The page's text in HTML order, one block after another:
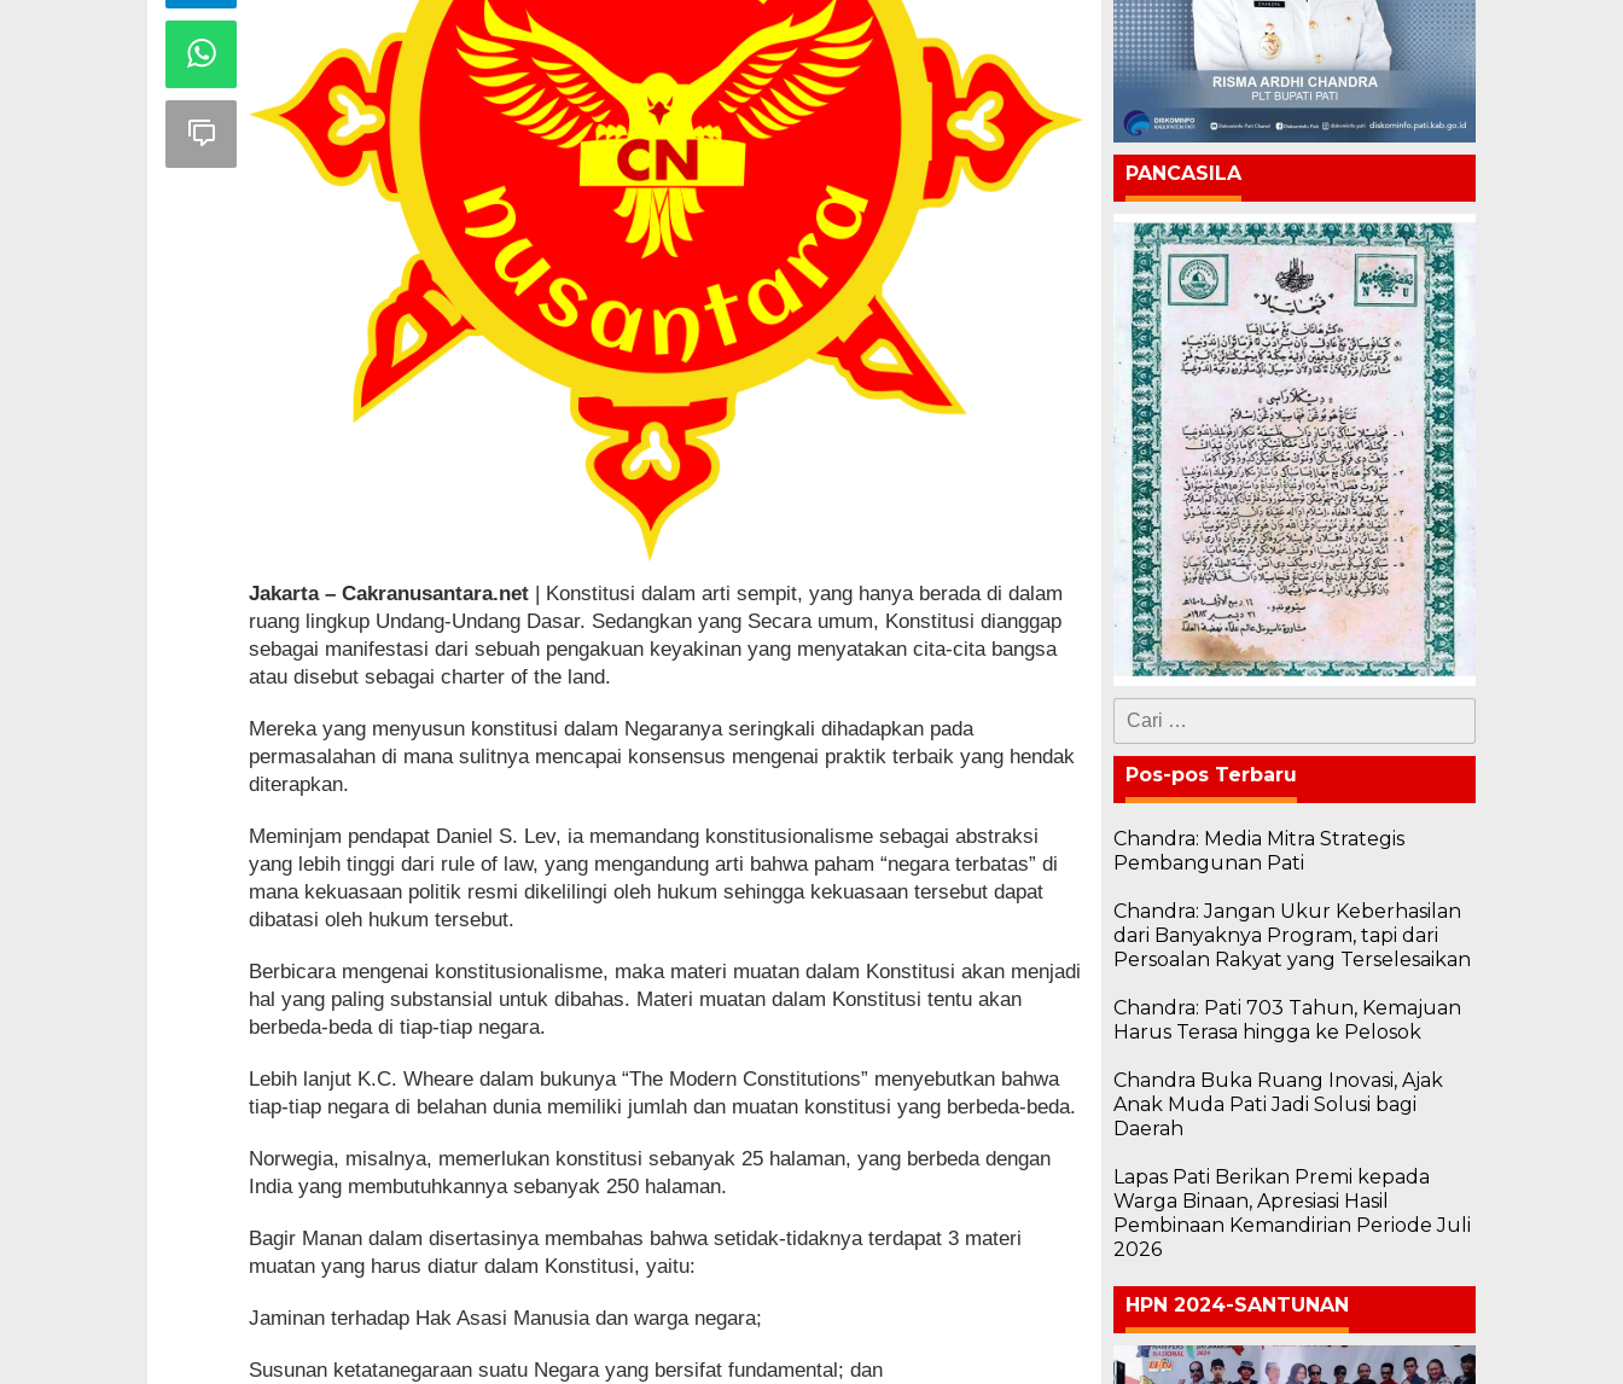
Jakarta – Cakranusantara.net | Konstitusi dalam arti sempit, yang hanya berada di dalam
ruang lingkup Undang-Undang Dasar. Sedangkan yang Secara umum, Konstitusi dianggap
sebagai manifestasi dari sebuah pengakuan keyakinan yang menyatakan cita-cita bangsa
atau disebut sebagai charter of the land.
Mereka yang menyusun konstitusi dalam Negaranya seringkali dihadapkan pada
permasalahan di mana sulitnya mencapai konsensus mengenai praktik terbaik yang hendak
diterapkan.
Meminjam pendapat Daniel S. Lev, ia memandang konstitusionalisme sebagai abstraksi
yang lebih tinggi dari rule of law, yang mengandung arti bahwa paham “negara terbatas” di
mana kekuasaan politik resmi dikelilingi oleh hukum sehingga kekuasaan tersebut dapat
dibatasi oleh hukum tersebut.
Berbicara mengenai konstitusionalisme, maka materi muatan dalam Konstitusi akan menjadi
hal yang paling substansial untuk dibahas. Materi muatan dalam Konstitusi tentu akan
berbeda-beda di tiap-tiap negara.
Lebih lanjut K.C. Wheare dalam bukunya “The Modern Constitutions” menyebutkan bahwa
tiap-tiap negara di belahan dunia memiliki jumlah dan muatan konstitusi yang berbeda-beda.
Norwegia, misalnya, memerlukan konstitusi sebanyak 25 halaman, yang berbeda dengan
India yang membutuhkannya sebanyak 250 halaman.
Bagir Manan dalam disertasinya membahas bahwa setidak-tidaknya terdapat 3 materi
muatan yang harus diatur dalam Konstitusi, yaitu:
Jaminan terhadap Hak Asasi Manusia dan warga negara;
Susunan ketatanegaraan suatu Negara yang bersifat fundamental; dan
PANCASILA
Cari
untuk:
Pos-pos Terbaru
Chandra: Media Mitra Strategis
Pembangunan Pati
Chandra: Jangan Ukur Keberhasilan
dari Banyaknya Program, tapi dari
Persoalan Rakyat yang Terselesaikan
Chandra: Pati 703 Tahun, Kemajuan
Harus Terasa hingga ke Pelosok
Chandra Buka Ruang Inovasi, Ajak
Anak Muda Pati Jadi Solusi bagi
Daerah
Lapas Pati Berikan Premi kepada
Warga Binaan, Apresiasi Hasil
Pembinaan Kemandirian Periode Juli
2026
HPN 2024-SANTUNAN